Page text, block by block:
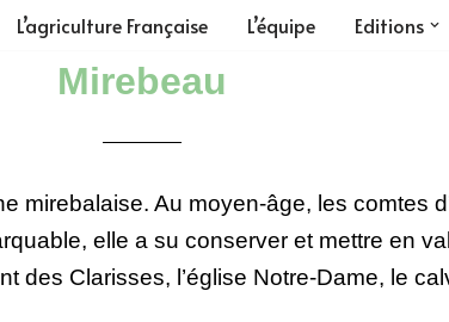
L’agriculture Française L’équipe Editions
Mirebeau
Au moyen-âge, les comtes
elle a su conserver et mettre en
des Clarisses, l’église Notre-Dame, le